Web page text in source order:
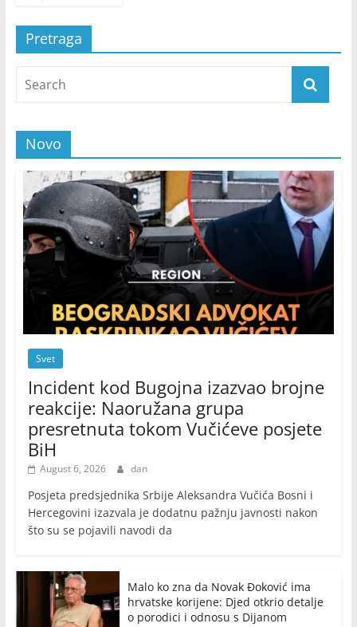
Pretraga
Novo
Svet
Incident kod Bugojna izazvao brojne
reakcije: Naoružana grupa
presretnuta tokom Vučićeve posjete
BiH
August 6, 2026 dan
Posjeta predsjednika Srbije Aleksandra Vučića Bosni i
Hercegovini izazvala je dodatnu pažnju javnosti nakon
što su se pojavili navodi da
Malo ko zna da Novak Đoković ima
hrvatske korijene: Djed otkrio detalje
o porodici i odnosu s Dijanom